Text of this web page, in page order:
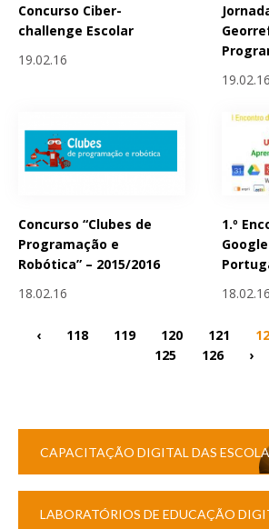
Concurso Ciber-
challenge Escolar
19.02.16
19.02.16
Concurso “Clubes de
Programação e
Robótica” – 2015/2016
18.02.16
1.º
18.02.16
‹ 118 119 120 121
125
126 ›
CAPACITAÇÃO DIGITAL DAS
LABORATÓRIOS DE EDUCAÇÃO